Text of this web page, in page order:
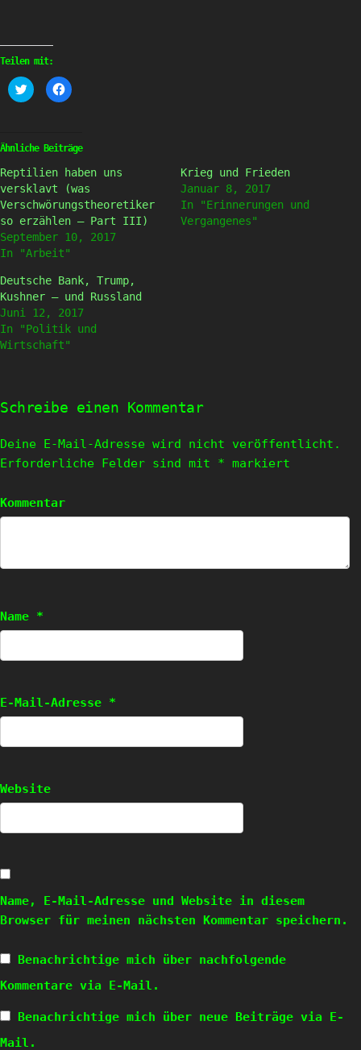
Teilen mit:
Klick,
um
(Wird
in
Fenster
geöffnet)
Klick,
um
(Wird
in
Fenster
geöffnet)
Ähnliche Beiträge
Reptilien haben uns
versklavt (was
Verschwörungstheoretiker
so erzählen – Part III)
September 10, 2017
In "Arbeit"
Krieg und Frieden
Januar 8, 2017
In "Erinnerungen und
Vergangenes"
Deutsche Bank, Trump,
Kushner – und Russland
Juni 12, 2017
In "Politik und
Wirtschaft"
Schreibe einen Kommentar
Deine E-Mail-Adresse wird nicht veröffentlicht.
Erforderliche Felder sind mit * markiert
Kommentar
Name *
E-Mail-Adresse *
Website
Name, E-Mail-Adresse und Website in diesem
Browser für meinen nächsten Kommentar speichern.
Benachrichtige mich über nachfolgende
Kommentare via E-Mail.
Benachrichtige mich über neue Beiträge via E-
Mail.